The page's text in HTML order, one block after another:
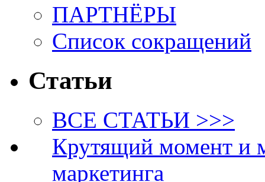
ПАРТНЁРЫ
Список сокращений
Статьи
ВСЕ СТАТЬИ >>>
Крутящий момент и
маркетинга